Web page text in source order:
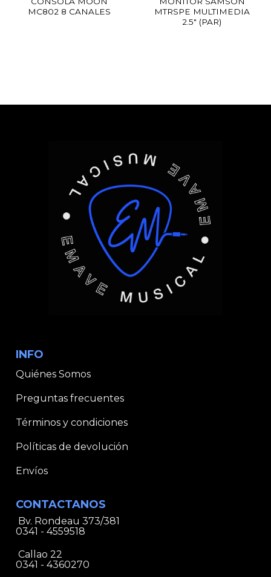
MC802 8 CANALES
MTRSPE MULTIMEDIA
2.5″ (PAR)
INFO
Quiénes Somos
Preguntas frecuentes
Términos y condiciones
Políticas de devolución
Envíos
CONTACTANOS
Bv. Rondeau 373/381
0341 - 4559518
Callao 22
0341 - 4360270